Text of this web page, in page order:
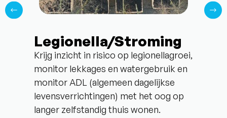
Legionella/Stroming
Krijg inzicht in risico op legionellagroei,
monitor lekkages en watergebruik en
monitor ADL (algemeen dagelijkse
levensverrichtingen) met het oog op
langer zelfstandig thuis wonen.